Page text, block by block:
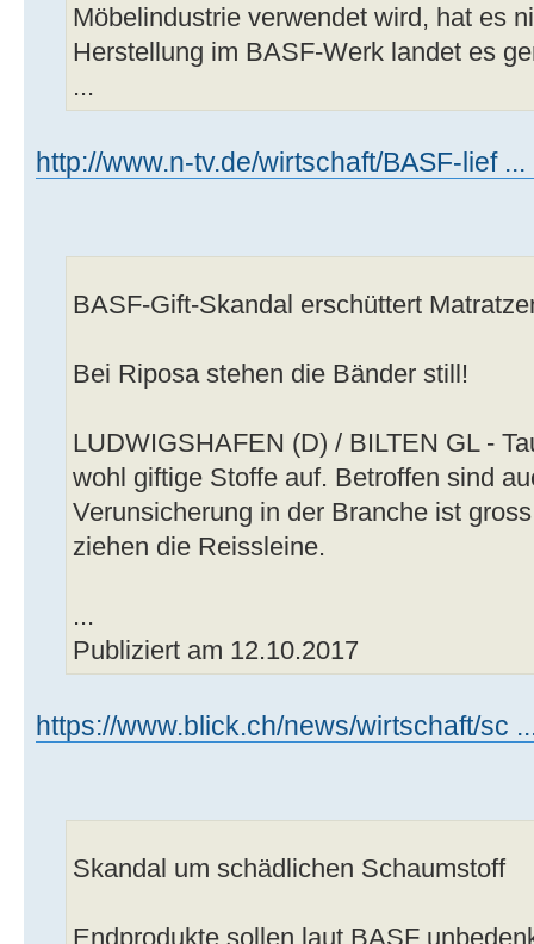
Möbelindustrie verwendet wird, hat es
Herstellung im BASF-Werk landet es
...
http://www.n-tv.de/wirtschaft/BASF-lief
BASF-Gift-Skandal erschüttert
Bei Riposa stehen die Bänder still!
LUDWIGSHAFEN (D) / BILTEN GL -
wohl giftige Stoffe auf. Betroffen sind
Verunsicherung in der Branche ist
ziehen die Reissleine.
...
Publiziert am 12.10.2017
https://www.blick.ch/news/wirtschaft/sc
Skandal um schädlichen Schaumstoff
Endprodukte sollen laut BASF